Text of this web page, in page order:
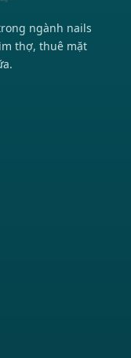
ngành nails
thợ, thuê mặt